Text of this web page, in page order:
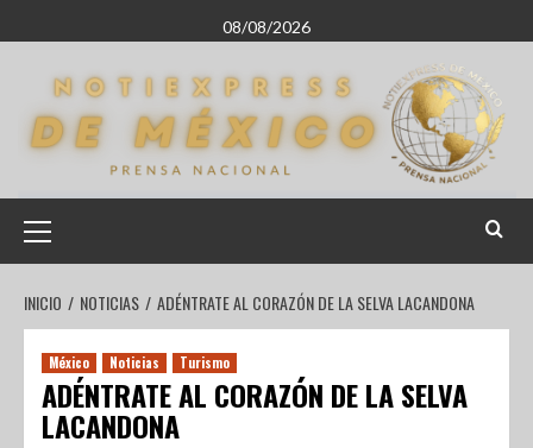
08/08/2026
INICIO NOTICIAS ADÉNTRATE AL CORAZÓN DE LA SELVA LACANDONA
México Noticias Turismo
ADÉNTRATE AL CORAZÓN DE LA SELVA
LACANDONA